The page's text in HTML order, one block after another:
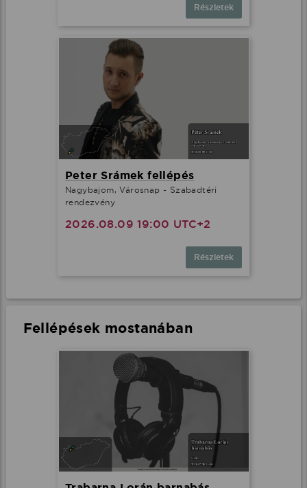
Részletek
Peter Srámek fellépés
Nagybajom, Városnap - Szabadtéri
rendezvény
2026.08.09 19:00 UTC+2
Részletek
Fellépések mostanában